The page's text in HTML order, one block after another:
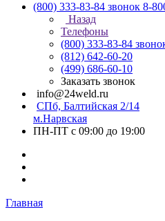
(800) 333-83-84 звонок 8-
Назад
Телефоны
(800) 333-83-84
(812) 642-60-20
(499) 686-60-10
Заказать звонок
info@24weld.ru
СПб, Балтийская 2/14
м.Нарвская
ПН-ПТ с 09:00 до 19:00
Главная